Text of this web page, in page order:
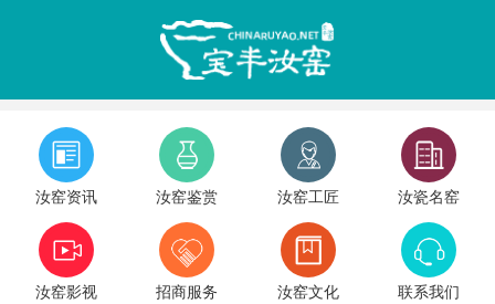
汝窑资讯 汝窑鉴赏 汝窑工匠 汝瓷名窑
汝窑影视 招商服务 汝窑文化 联系我们